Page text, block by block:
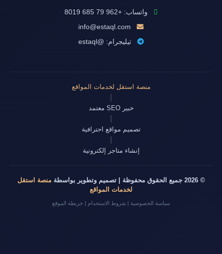
واتساب: +962 79 685 8019
info@estaql.com
تيليجرام: @estaql
منصة استقل لخدمات المواقع
خبير SEO معتمد
تصميم مواقع احترافية
إنشاء متاجر إلكترونية
© 2026 جميع الحقوق محفوظة | تصميم وتطوير بواسطة
منصة استقل
لخدمات المواقع
سياسة الخصوصية | شروط الاستخدام | خريطة الموقع